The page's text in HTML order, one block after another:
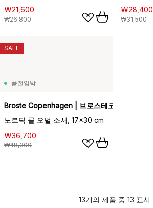
₩21,600
₩26,800
₩28,400
₩31,500
품절임박
Broste Copenhagen | 브로스테코펜하겐
노르딕 콜 오벌 소서, 17x30 cm
₩36,700
₩48,300
SALE
13개의 제품 중 13 표시